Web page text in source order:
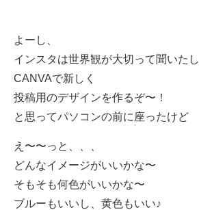
よーし、
インスタは世界観が大切って聞いたし
CANVAで新しく
投稿用のデザインを作るぞ〜！
と思ってパソコンの前に座ったけど
え〜〜っと、、、
どんなイメージがいいかな〜
そもそも何色がいいかな〜
ブルーもいいし、黄色もいい♪